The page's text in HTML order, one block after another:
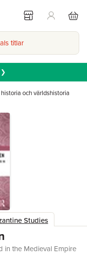
titlar
och världshistoria
Studies
in the Medieval Empire